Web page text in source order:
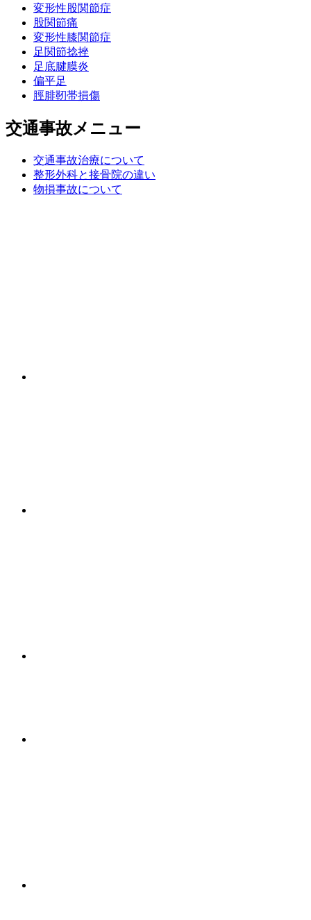
変形性股関節症
股関節痛
変形性膝関節症
足関節捻挫
足底腱膜炎
偏平足
脛腓靭帯損傷
交通事故メニュー
交通事故治療について
整形外科と接骨院の違い
物損事故について